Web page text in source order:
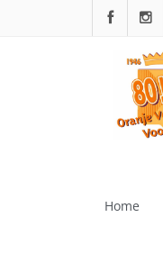
Home